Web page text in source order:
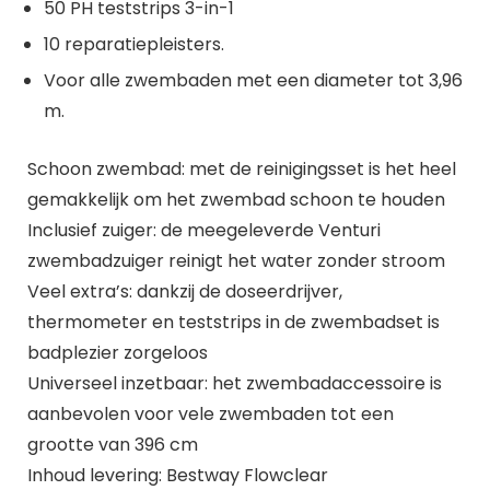
50 PH teststrips 3-in-1
10 reparatiepleisters.
Voor alle zwembaden met een diameter tot 3,96
m.
Schoon zwembad: met de reinigingsset is het heel
gemakkelijk om het zwembad schoon te houden
Inclusief zuiger: de meegeleverde Venturi
zwembadzuiger reinigt het water zonder stroom
Veel extra’s: dankzij de doseerdrijver,
thermometer en teststrips in de zwembadset is
badplezier zorgeloos
Universeel inzetbaar: het zwembadaccessoire is
aanbevolen voor vele zwembaden tot een
grootte van 396 cm
Inhoud levering: Bestway Flowclear